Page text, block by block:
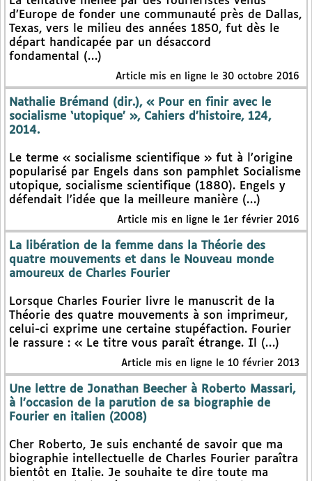
d’Europe de fonder une communauté près de Dallas,
Texas, vers le milieu des années 1850, fut dès le
départ handicapée par un désaccord
fondamental (…)
Article mis en ligne le 30 octobre 2016
Nathalie Brémand (dir.), « Pour en finir avec le
socialisme ‘utopique’ », Cahiers d’histoire, 124,
2014.
Le terme « socialisme scientifique » fut à l’origine
popularisé par Engels dans son pamphlet Socialisme
utopique, socialisme scientifique (1880). Engels y
défendait l’idée que la meilleure manière (…)
Article mis en ligne le 1er février 2016
La libération de la femme dans la Théorie des
quatre mouvements et dans le Nouveau monde
amoureux de Charles Fourier
Lorsque Charles Fourier livre le manuscrit de la
Théorie des quatre mouvements à son imprimeur,
celui-ci exprime une certaine stupéfaction. Fourier
le rassure : « Le titre vous paraît étrange. Il (…)
Article mis en ligne le 10 février 2013
Une lettre de Jonathan Beecher à Roberto Massari,
à l’occasion de la parution de sa biographie de
Fourier en italien (2008)
Cher Roberto, Je suis enchanté de savoir que ma
biographie intellectuelle de Charles Fourier paraîtra
bientôt en Italie. Je souhaite te dire toute ma